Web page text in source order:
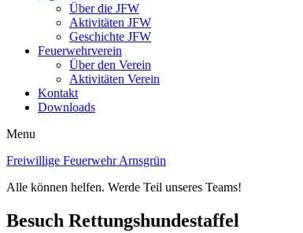
Über die JFW
Aktivitäten JFW
Geschichte JFW
Feuerwehrverein
Über den Verein
Aktivitäten Verein
Kontakt
Downloads
Menu
Freiwillige Feuerwehr Arnsgrün
Alle können helfen. Werde Teil unseres Teams!
Besuch Rettungshundestaffel